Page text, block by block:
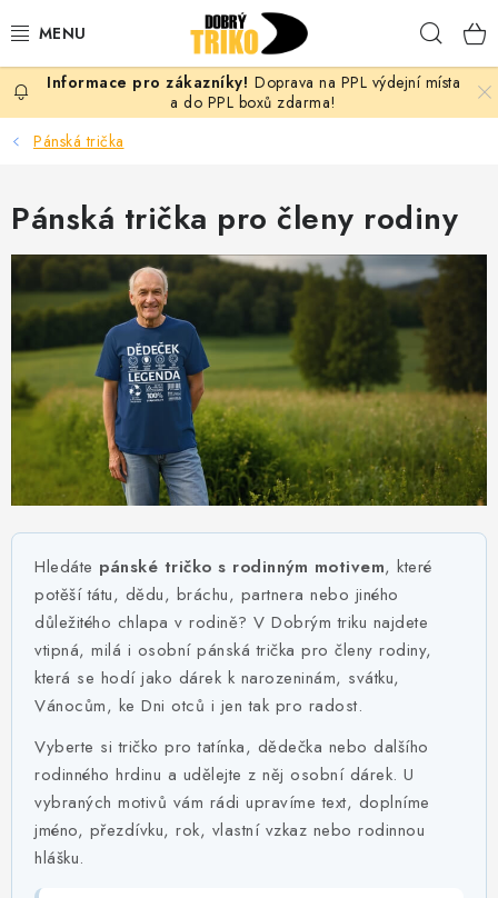
na
PRO ŽENY
PRO MUŽE
PRO DĚTI
DOPLŇKY
PRO PÁRY
VLASTNÍ MOTIV
MIKINY
OKAMŽITĚ K ODBĚRU
B2B
MÁM SRDCE POMÁHÁM
O nás
Obchodní podmínky
Doprava na PPL výdejní místa
a do PPL boxů zdarma!
Pánská trička
Pánská trička pro členy rodiny
Hledáte pánské tričko s rodinným motivem, které
potěší tátu, dědu, bráchu, partnera nebo jiného
důležitého chlapa v rodině? V Dobrým triku najdete
vtipná, milá i osobní pánská trička pro členy rodiny,
která se hodí jako dárek k narozeninám, svátku,
Vánocům, ke Dni otců i jen tak pro radost.
Vyberte si tričko pro tatínka, dědečka nebo dalšího
rodinného hrdinu a udělejte z něj osobní dárek. U
vybraných motivů vám rádi upravíme text, doplníme
jméno, přezdívku, rok, vlastní vzkaz nebo rodinnou
hlášku.